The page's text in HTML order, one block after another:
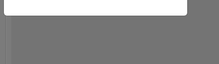
10